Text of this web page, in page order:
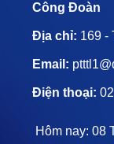
Hỗ trợ học
Hỏi đáp
Công Đoàn
Địa chỉ: 169 -
Email:
Điện thoại:
Hôm nay: 08